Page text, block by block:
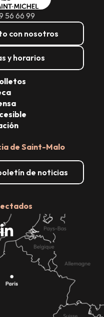
56 66 99
con nosotros
y horarios
de Saint-Malo
de noticias